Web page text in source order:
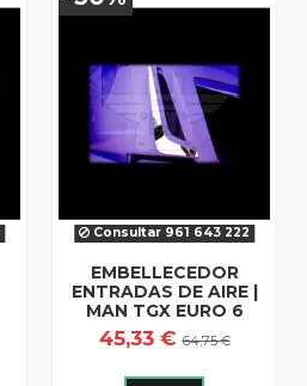
Consultar 961 643 222
EMBELLECEDOR
ENTRADAS DE AIRE |
MAN TGX EURO 6
45,33 €64,75 €